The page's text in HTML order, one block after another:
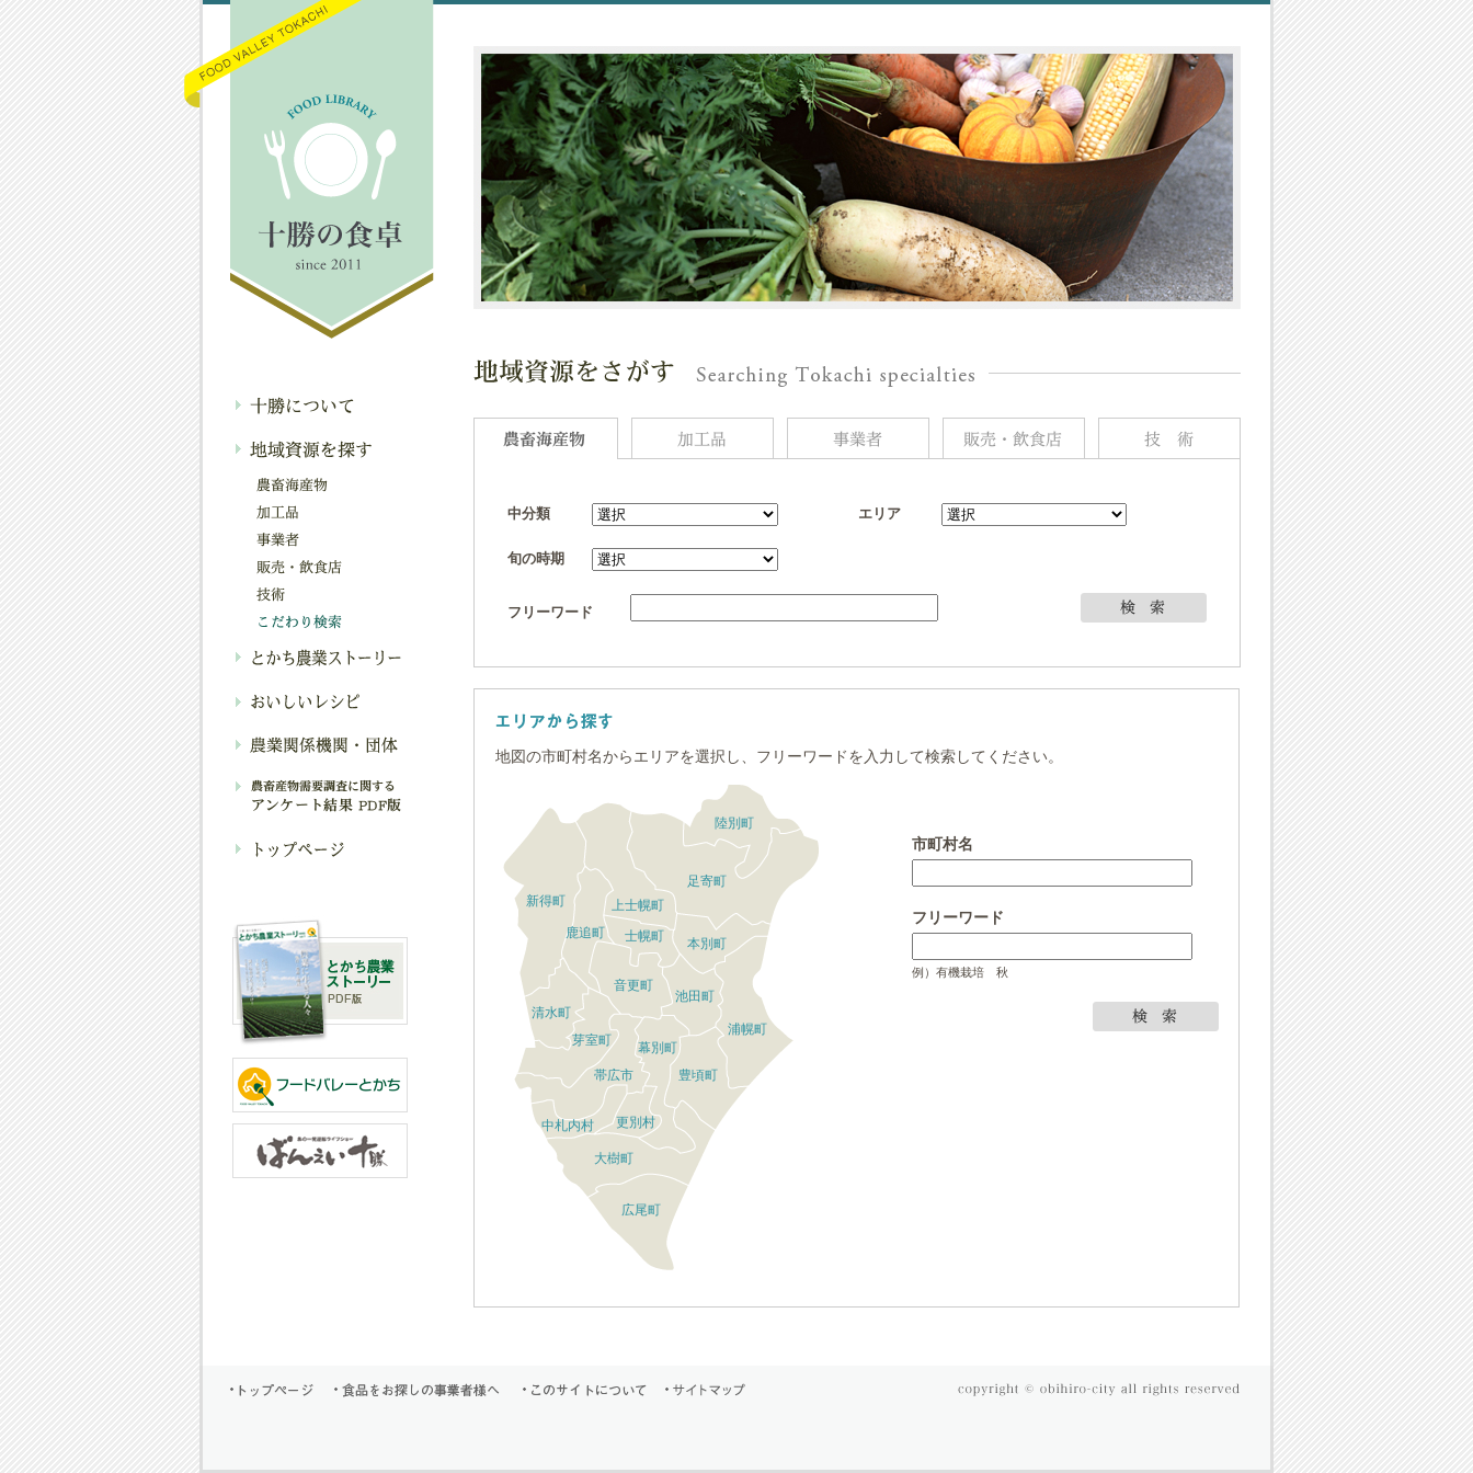
中分類 エリア
旬の時期
フリーワード
地図の市町村名からエリアを選択し、フリーワードを入力して検索してください。
帯広市
芽室町 幕別町
更別村
大樹町
広尾町
中札内村
豊頃町
池田町
本別町
足寄町
浦幌町
清水町
新得町
音更町
士幌町
上士幌町
鹿追町
陸別町
市町村名
フリーワード
例）有機栽培 秋